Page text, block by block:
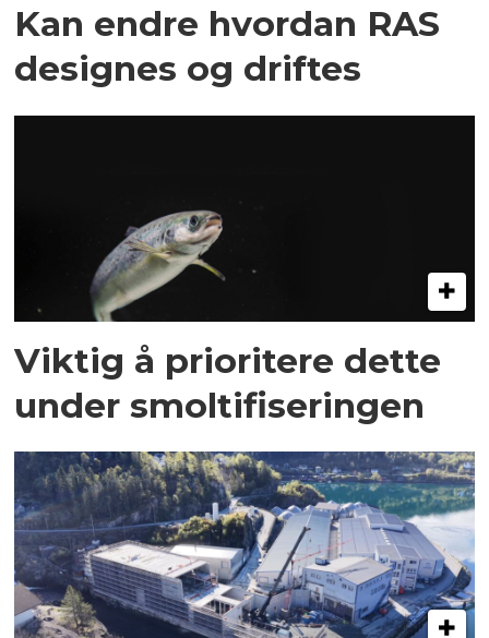
Kan endre hvordan RAS
designes og driftes
Viktig å prioritere dette
under smoltifiseringen